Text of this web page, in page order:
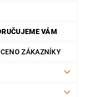
VÁM
ZÁKAZNÍKY